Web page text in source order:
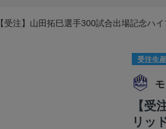
【受注】山田拓巳選手300試合出場記念ハ
受注生産
【受
リッ